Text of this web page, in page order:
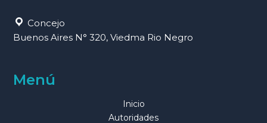
Concejo
Buenos Aires N° 320, Viedma Rio Negro
Menú
Inicio
Autoridades